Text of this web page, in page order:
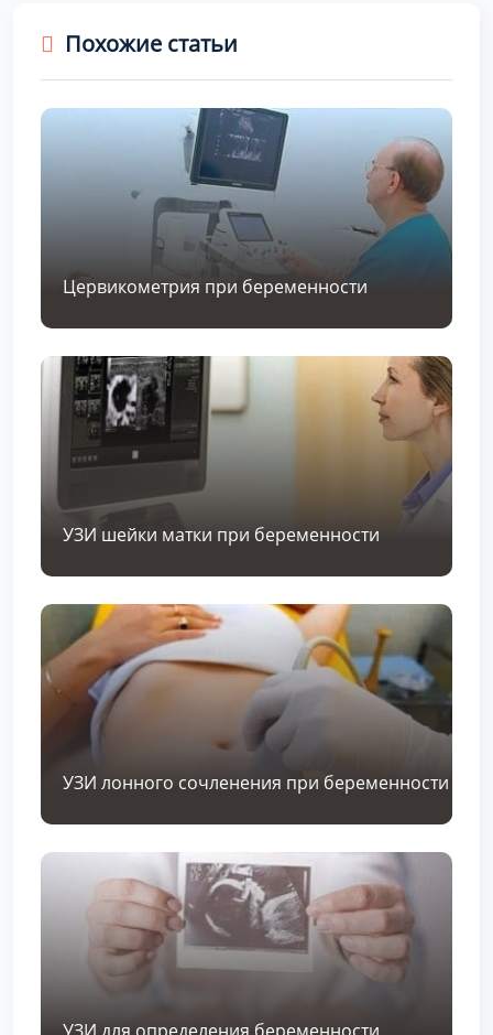
Похожие статьи
Цервикометрия при беременности
УЗИ шейки матки при беременности
УЗИ лонного сочленения при беременности